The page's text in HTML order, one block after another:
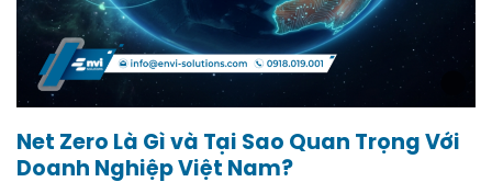
Net Zero Là Gì và Tại Sao Quan Trọng Với
Doanh Nghiệp Việt Nam?